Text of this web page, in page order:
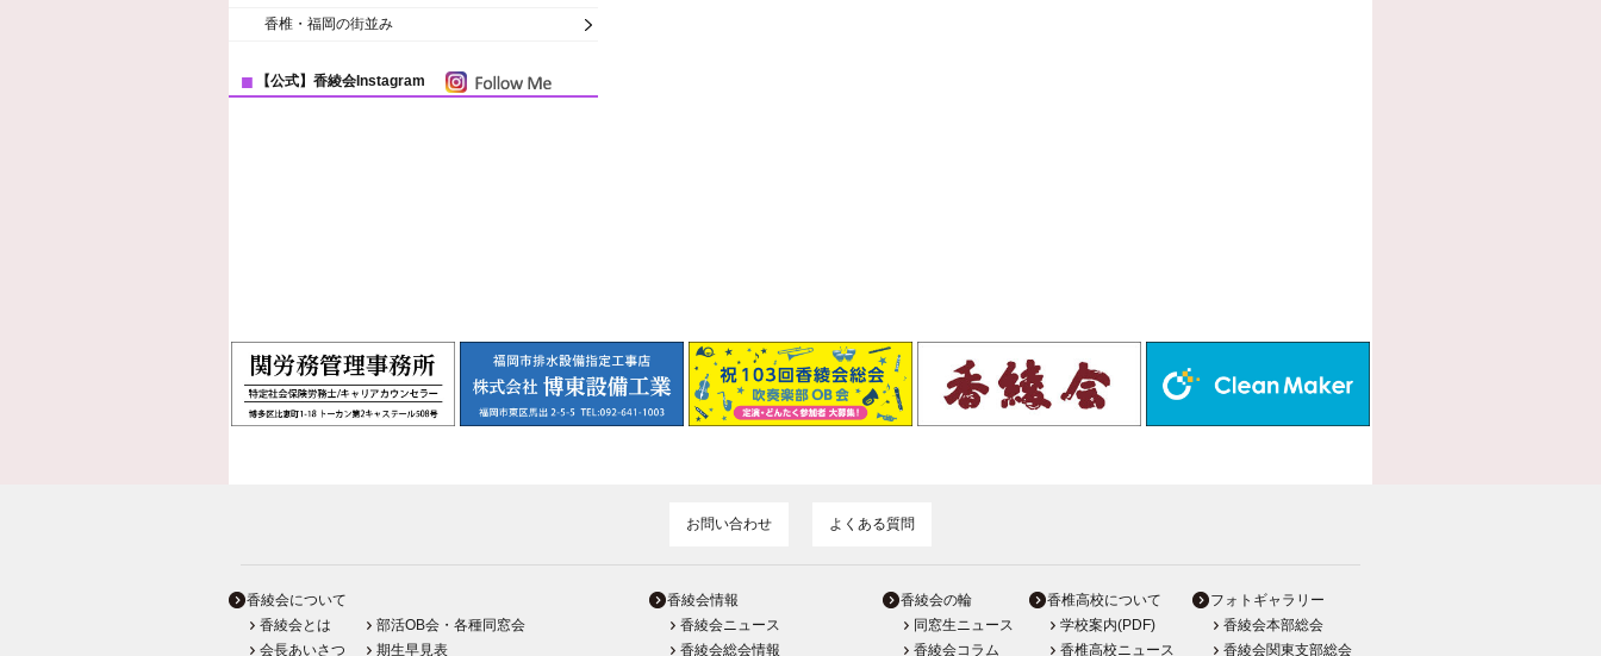
香椎・福岡の街並み
【公式】香綾会Instagram
お問い合わせ よくある質問
香綾会について
香綾会とは
会長あいさつ
部活OB会・各種同窓会
期生早見表
香綾会情報
香綾会ニュース
香綾会総会情報
香綾会の輪
同窓生ニュース
香綾会コラム
香椎高校について
学校案内(PDF)
香椎高校ニュース
フォトギャラリー
香綾会本部総会
香綾会関東支部総会